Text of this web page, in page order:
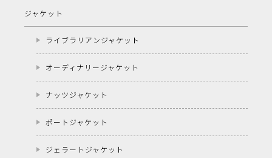
ジャケット
ライブラリアンジャケット
オーディナリージャケット
ナッツジャケット
ポートジャケット
ジェラートジャケット